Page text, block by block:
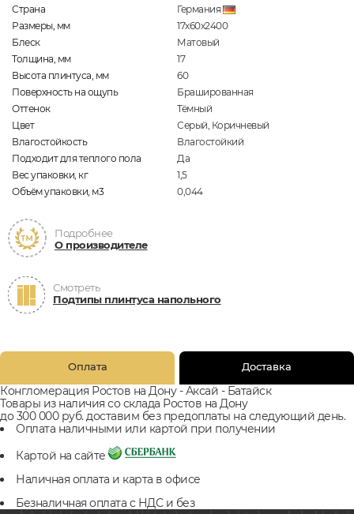
Страна
Германия
Размеры, мм
17х60х2400
Блеск
Матовый
Толщина, мм
17
Высота плинтуса, мм
60
Поверхность на ощупь
Брашированная
Оттенок
Тёмный
Цвет
Серый, Коричневый
Влагостойкость
Влагостойкий
Подходит для теплого пола
Да
Вес упаковки, кг
1,5
Объём упаковки, м3
0,044
Подробнее
О производителе
Смотреть
Подтипы плинтуса напольного
Оплата Доставка
Конгломерация Ростов на Дону - Аксай - Батайск
Товары из наличия со склада Ростов на Дону
до 300 000 руб. доставим без предоплаты на следующий день.
Оплата наличными или картой при получении
Картой на сайте
Наличная оплата и карта в офисе
Безналичная оплата с НДС и без